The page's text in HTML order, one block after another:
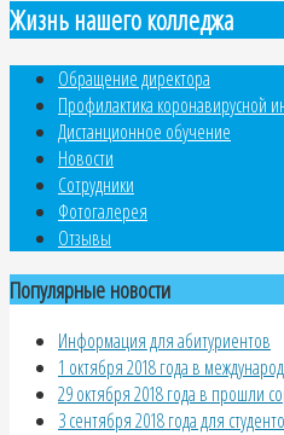
Жизнь нашего колледжа
Обращение директора
Профилактика коронавирусной
Дистанционное обучение
Новости
Сотрудники
Фотогалерея
Отзывы
Популярные новости
Информация для абитуриентов
1 октября 2018 года в
29 октября 2018 года в прошли
3 сентября 2018 года для